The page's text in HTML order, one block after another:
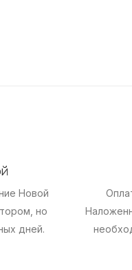
Новой
но
дней.